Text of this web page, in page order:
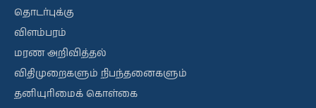
தொடர்புக்கு
விளம்பரம்
மரண அறிவித்தல்
விதிமுறைகளும் நிபந்தனைகளும்
தனியுரிமைக் கொள்கை